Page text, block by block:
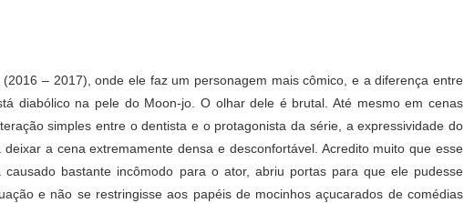
(2016 – 2017), onde ele faz um personagem mais cômico, e a diferença entre
diabólico na pele do Moon-jo. O olhar dele é brutal. Até mesmo em cenas
simples entre o dentista e o protagonista da série, a expressividade do
a cena extremamente densa e desconfortável. Acredito muito que esse
bastante incômodo para o ator, abriu portas para que ele pudesse
e não se restringisse aos papéis de mocinhos açucarados de comédias